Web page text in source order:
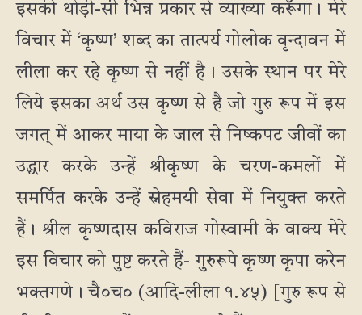
इसकी थोड़ी-सी भिन्न प्रकार से व्याख्या करूँगा। मेरे
विचार में ‘कृष्ण’ शब्द का तात्पर्य गोलोक वृन्दावन में
लीला कर रहे कृष्ण से नहीं है। उसके स्थान पर मेरे
लिये इसका अर्थ उस कृष्ण से है जो गुरु रूप में इस
जगत् में आकर माया के जाल से निष्कपट जीवों का
उद्धार करके उन्हें श्रीकृष्ण के चरण-कमलों में
समर्पित करके उन्हें स्नेहमयी सेवा में नियुक्त करते
हैं। श्रील कृष्णदास कविराज गोस्वामी के वाक्य मेरे
इस विचार को पुष्ट करते हैं- गुरुरूपे कृष्ण कृपा करेन
भक्तगणे। चै०च० (आदि-लीला १.४५) [गुरु रूप से